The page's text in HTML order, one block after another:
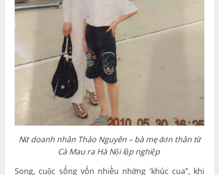
Nữ doanh nhân Thảo Nguyên – bà mẹ đơn thân từ
Cà Mau ra Hà Nội lập nghiệp
Song, cuộc sống vốn nhiều những ‘khúc cua”, khi